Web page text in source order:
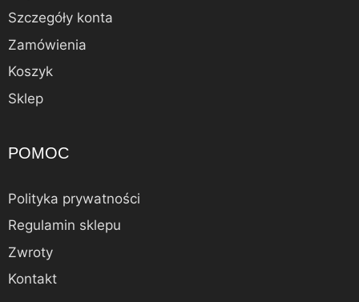
Szczegóły konta
Zamówienia
Koszyk
Sklep
POMOC
Polityka prywatności
Regulamin sklepu
Zwroty
Kontakt